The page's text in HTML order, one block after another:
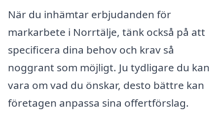
När du inhämtar erbjudanden för
markarbete i Norrtälje, tänk också på att
specificera dina behov och krav så
noggrant som möjligt. Ju tydligare du kan
vara om vad du önskar, desto bättre kan
företagen anpassa sina offertförslag.